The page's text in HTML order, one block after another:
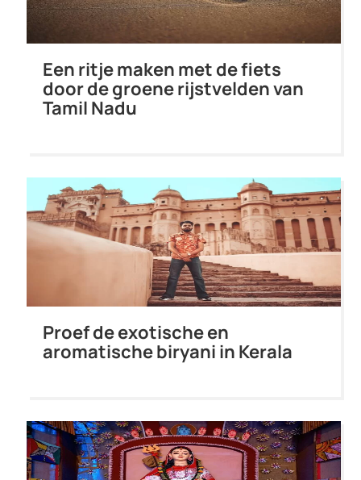
Een ritje maken met de fiets
door de groene rijstvelden van
Tamil Nadu
Proef de exotische en
aromatische biryani in Kerala